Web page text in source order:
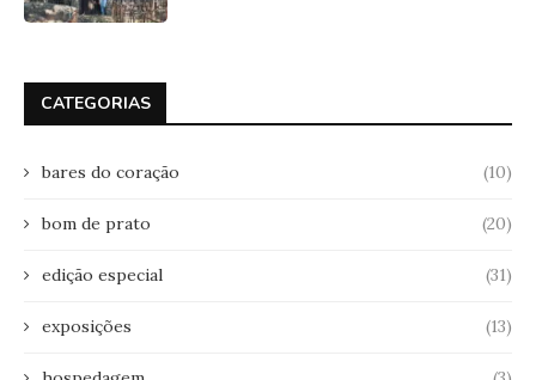
CATEGORIAS
bares do coração (10)
bom de prato (20)
edição especial (31)
exposições (13)